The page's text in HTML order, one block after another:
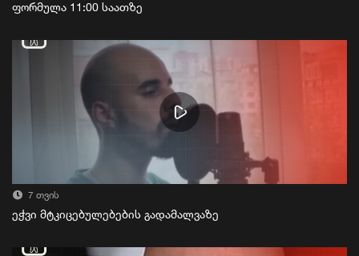
ფორმულა 11:00 საათზე
7 თვის
ეჭვი მტკიცებულებების გადამალვაზე